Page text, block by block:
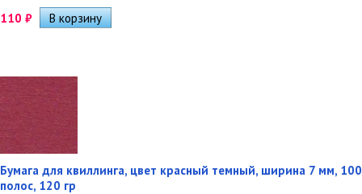
110 ₽
Бумага для квиллинга, цвет красный темный, ширина 7 мм, 100
полос, 120 гр